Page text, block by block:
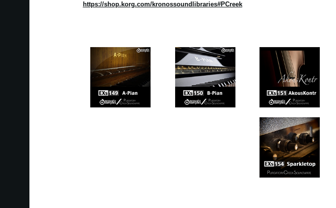
https://shop.korg.com/kronossoundlibraries#PCreek